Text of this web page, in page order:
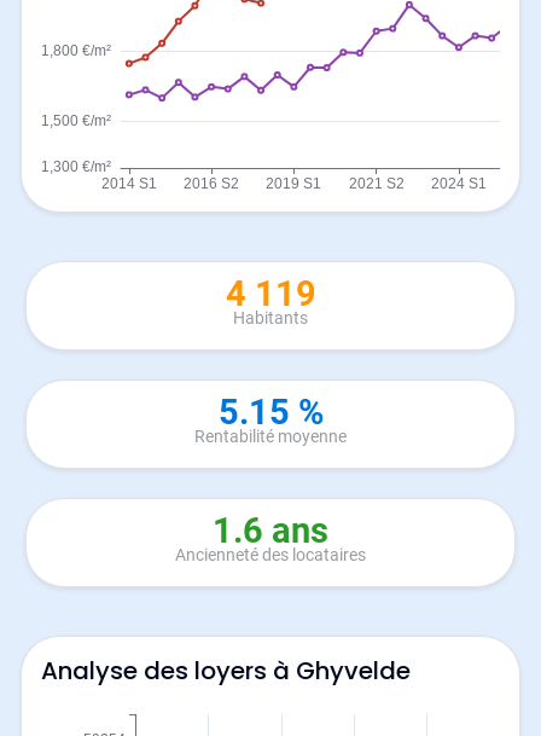
4 119
Habitants
5.15 %
Rentabilité moyenne
1.6 ans
Ancienneté des locataires
Analyse des loyers à Ghyvelde